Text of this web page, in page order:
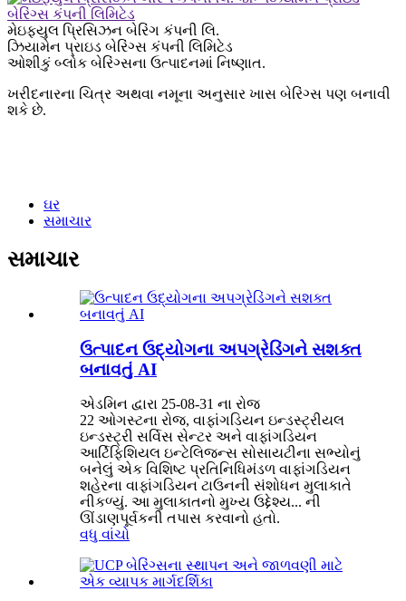
મેઇફ્યુલ પ્રિસિઝન બેરિંગ કંપની લિ.
ઝિયામેન પ્રાઇડ બેરિંગ્સ કંપની લિમિટેડ
ઓશીકું બ્લોક બેરિંગ્સના ઉત્પાદનમાં નિષ્ણાત.
ખરીદનારના ચિત્ર અથવા નમૂના અનુસાર ખાસ બેરિંગ્સ પણ બનાવી
શકે છે.
ઘર
સમાચાર
સમાચાર
ઉત્પાદન ઉદ્યોગના અપગ્રેડિંગને સશક્ત
બનાવતું AI
એડમિન દ્વારા 25-08-31 ના રોજ
22 ઓગસ્ટના રોજ, વાફાંગડિયન ઇન્ડસ્ટ્રીયલ
ઇન્ડસ્ટ્રી સર્વિસ સેન્ટર અને વાફાંગડિયન
આર્ટિફિશિયલ ઇન્ટેલિજન્સ સોસાયટીના સભ્યોનું
બનેલું એક વિશિષ્ટ પ્રતિનિધિમંડળ વાફાંગડિયન
શહેરના વાફાંગડિયન ટાઉનની સંશોધન મુલાકાતે
નીકળ્યું. આ મુલાકાતનો મુખ્ય ઉદ્દેશ્ય... ની
ઊંડાણપૂર્વકની તપાસ કરવાનો હતો.
વધુ વાંચો